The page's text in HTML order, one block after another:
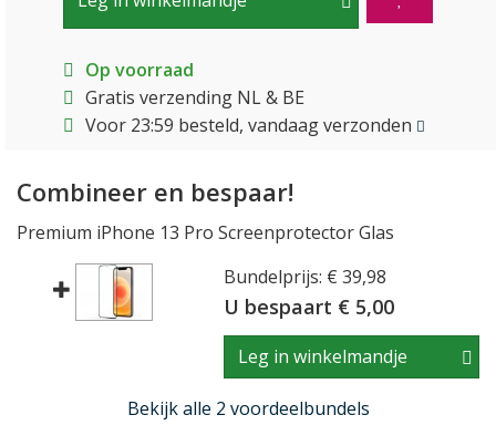
Op voorraad
Gratis verzending NL & BE
Voor 23:59 besteld, vandaag verzonden
Combineer en bespaar!
Premium iPhone 13 Pro Screenprotector Glas
Bundelprijs: € 39,98
U bespaart € 5,00
Leg in winkelmandje
Bekijk alle 2 voordeelbundels